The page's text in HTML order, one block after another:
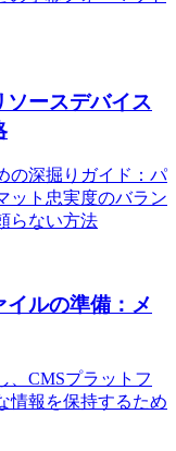
ースデバイス
の深掘りガイド：パ
ット忠実度のバラン
らない方法
ルの準備：メ
、CMSプラットフ
情報を保持するため